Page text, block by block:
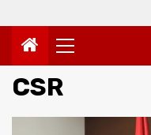
Primary
Menu
CSR